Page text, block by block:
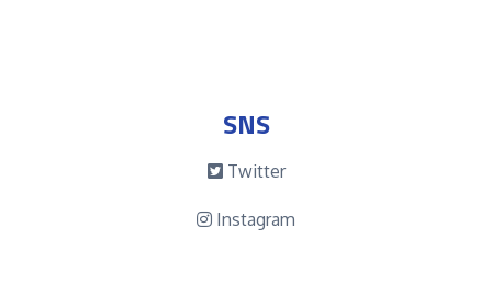
SNS
Twitter
Instagram